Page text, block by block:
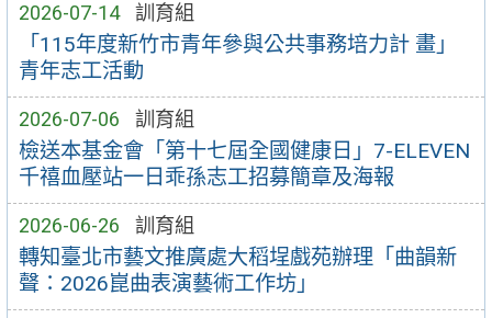
2026-07-14 訓育組
「115年度新竹市青年參與公共事務培力計 畫」
青年志工活動
2026-07-06 訓育組
檢送本基金會「第十七屆全國健康日」7-ELEVEN
千禧血壓站一日乖孫志工招募簡章及海報
2026-06-26 訓育組
轉知臺北市藝文推廣處大稻埕戲苑辦理「曲韻新
聲：2026崑曲表演藝術工作坊」